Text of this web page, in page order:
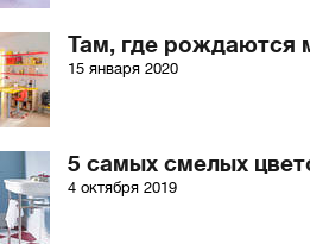
Там, где рождаются
15 января 2020
5 самых смелых
4 октября 2019